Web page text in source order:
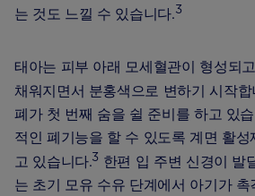
는 것도 느낄 수 있습니다.3
태아는 피부 아래 모세혈관이 형성되
채워지면서 분홍색으로 변하기 시작합
폐가 첫 번째 숨을 쉴 준비를 하고 있
적인 폐기능을 할 수 있도록 계면 활
고 있습니다.3 한편 입 주변 신경이 발
는 초기 모유 수유 단계에서 아기가